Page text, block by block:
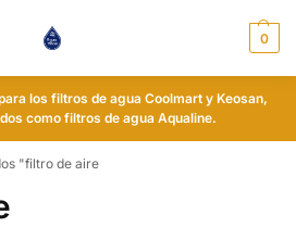
0
los filtros de agua Coolmart y Keosan,
como filtros de agua Aqualine.
"filtro de aire